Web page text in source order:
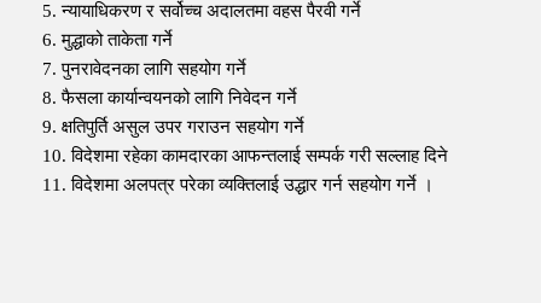
5. न्यायाधिकरण र सर्वोच्च अदालतमा वहस पैरवी गर्ने
6. मुद्धाको ताकेता गर्ने
7. पुनरावेदनका लागि सहयोग गर्ने
8. फैसला कार्यान्वयनको लागि निवेदन गर्ने
9. क्षतिपुर्ति असुल उपर गराउन सहयोग गर्ने
10. विदेशमा रहेका कामदारका आफन्तलाई सम्पर्क गरी सल्लाह दिने
11. विदेशमा अलपत्र परेका व्यक्तिलाई उद्धार गर्न सहयोग गर्ने ।